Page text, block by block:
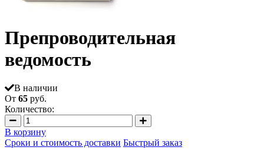
Препроводительная
ведомость
В наличии
От 65 руб.
Количество:
В корзину
Сроки и стоимость доставки Быстрый заказ